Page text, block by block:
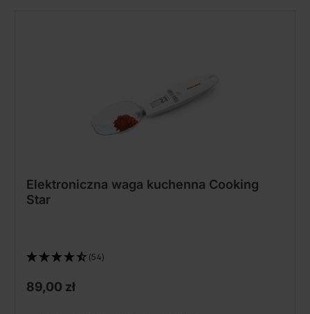
Elektroniczna waga kuchenna Cooking
Star
(54)
89,00 zł